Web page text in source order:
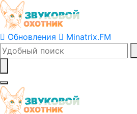
Обновления Minatrix.FM